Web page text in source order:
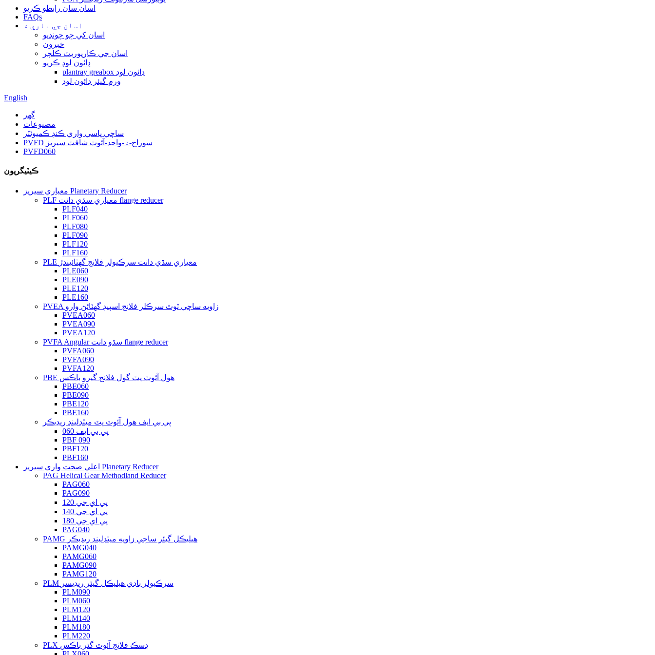
اسان سان رابطو ڪريو
FAQs
اسان جي باري ۾
اسان کي ڇو چونڊيو
خبرون
اسان جي ڪارپوريٽ ڪلچر
ڊائون لوڊ ڪريو
plantray greabox ڊائون لوڊ
ورم گيئر ڊائون لوڊ
English
گهر
مصنوعات
ساڄي پاسي واري ڪنڊ ڪميوٽٽر
PVFD سوراخ-۾-واحد-آئوٽ شافٽ سيريز
PVFD060
ڪيٽيگريون
معياري سيريز Planetary Reducer
PLF معياري سڌي دانت flange reducer
PLF040
PLF060
PLF080
PLF090
PLF120
PLF160
PLE معياري سڌي دانت سرڪيولر فلانج گھٽائيندڙ
PLE060
PLE090
PLE120
PLE160
PVEA زاويه ساڄي ٽوٿ سرڪلر فلانج اسپيڊ گهٽائڻ وارو
PVEA060
PVEA090
PVEA120
PVFA Angular سڌو دانت flange reducer
PVFA060
PVFA090
PVFA120
PBE هول آئوٽ پٽ گول فلانج گيرو باڪس
PBE060
PBE090
PBE120
PBE160
پي بي ايف هول آئوٽ پٽ ميٿڊلينڊ ريڊيڪر
پي بي ايف 060
PBF 090
PBF120
PBF160
اعلي صحت واري سيريز Planetary Reducer
PAG Helical Gear Methodland Reducer
PAG060
PAG090
پي اي جي 120
پي اي جي 140
پي اي جي 180
PAG040
PAMG هيليڪل گيئر ساڄي زاويه ميٿڊلينڊ ريڊيڪر
PAMG040
PAMG060
PAMG090
PAMG120
PLM سرڪيولر باڊي هيليڪل گيئر ريڊيسر
PLM090
PLM060
PLM120
PLM140
PLM180
PLM220
PLX ڊسڪ فلانج آئوٽ گئر باڪس